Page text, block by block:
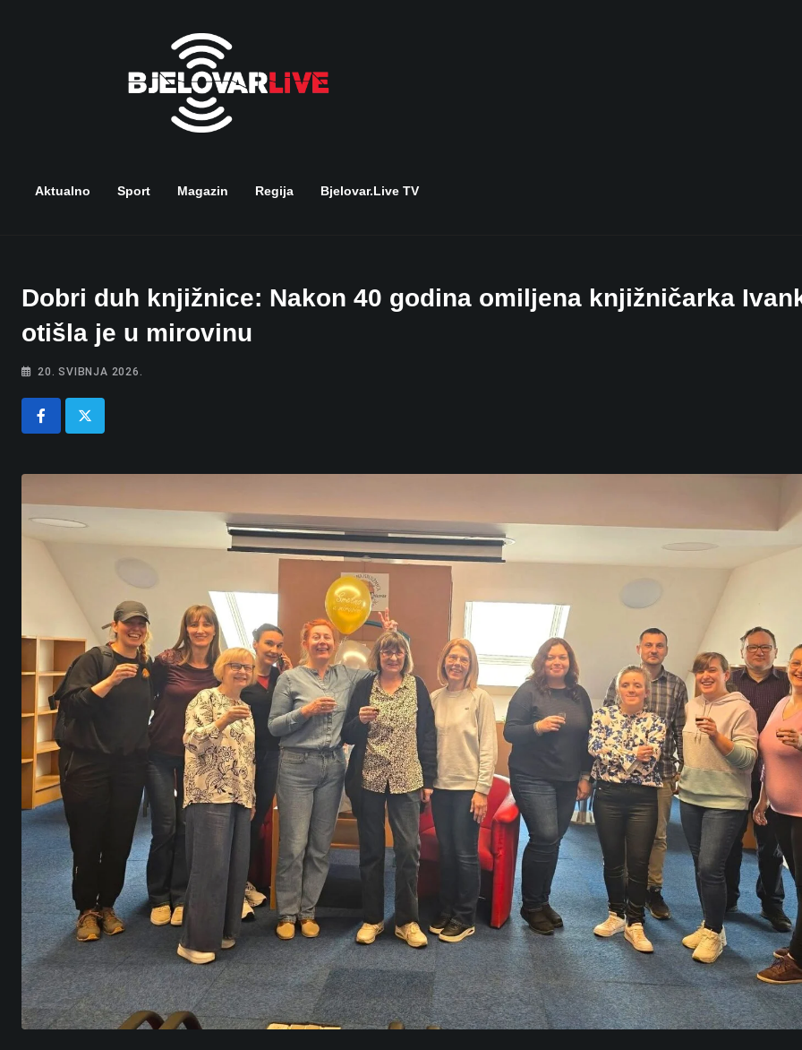
Aktualno Sport Magazin Regija Bjelovar.live TV
Dobri duh knjižnice: Nakon 40 godina omiljena knjižničarka
otišla je u mirovinu
20. SVIBNJA 2026.